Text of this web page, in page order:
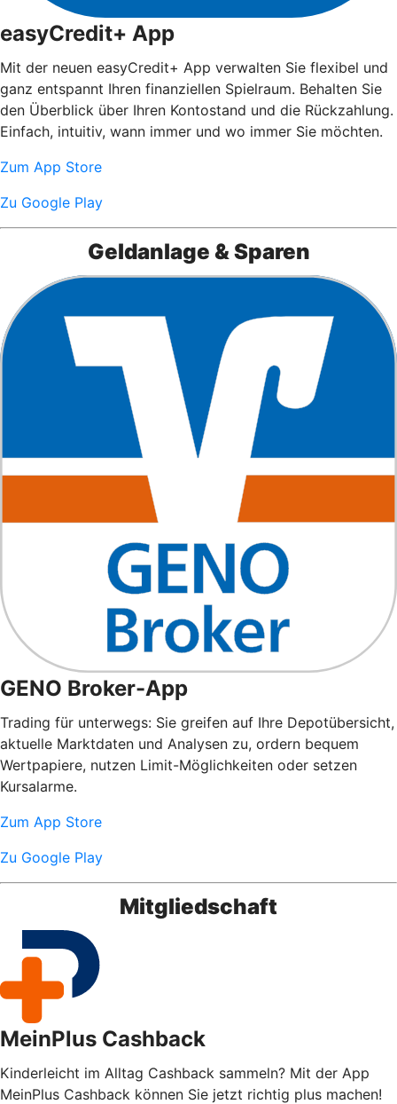
easyCredit+ App
Mit der neuen easyCredit+ App verwalten Sie flexibel und
ganz entspannt Ihren finanziellen Spielraum. Behalten Sie
den Überblick über Ihren Kontostand und die Rückzahlung.
Einfach, intuitiv, wann immer und wo immer Sie möchten.
Zum App Store
Zu Google Play
Geldanlage & Sparen
GENO Broker-App
Trading für unterwegs: Sie greifen auf Ihre Depotübersicht,
aktuelle Marktdaten und Analysen zu, ordern bequem
Wertpapiere, nutzen Limit-Möglichkeiten oder setzen
Kursalarme.
Zum App Store
Zu Google Play
Mitgliedschaft
MeinPlus Cashback
Kinderleicht im Alltag Cashback sammeln? Mit der App
MeinPlus Cashback können Sie jetzt richtig plus machen!